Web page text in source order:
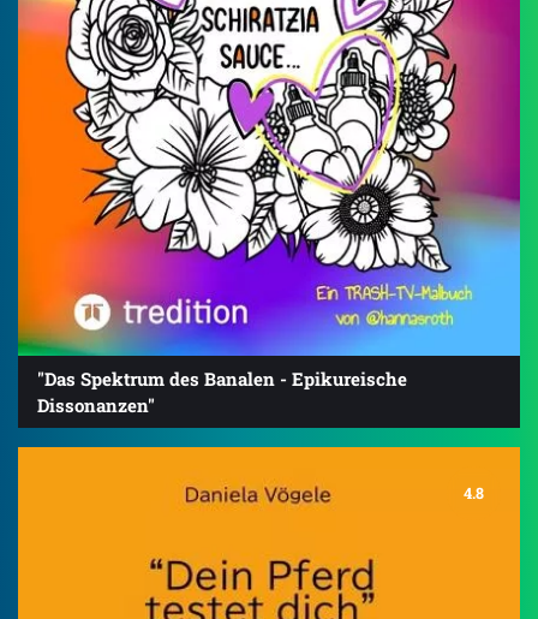
"Das Spektrum des Banalen - Epikureische
Dissonanzen"
4.8